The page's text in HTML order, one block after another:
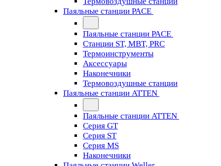
Паяльные станции PACE
Паяльные станции PACE
Станции ST, MBT, PRC
Термоинструменты
Аксессуары
Наконечники
Термовоздушные станции
Паяльные станции ATTEN
Паяльные станции ATTEN
Серия GT
Серия ST
Серия MS
Наконечники